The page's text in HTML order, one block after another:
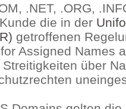
.NET, .ORG,
die in der
getroffenen
Assigned Names
über